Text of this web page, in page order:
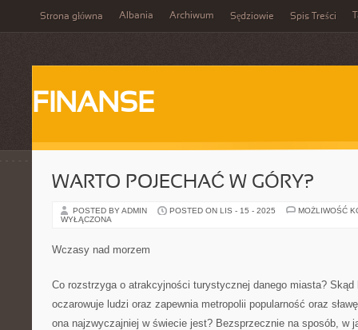
Strona główna Albania Archiwum Sędziowie Spis Treści
FINANSE
WARTO POJECHAĆ W GÓRY?
POSTED BY ADMIN POSTED ON LIS - 15 - 2025
MOŻLIWOŚĆ
WYŁĄCZONA
Wczasy nad morzem
Co rozstrzyga o atrakcyjności turystycznej danego miasta?
oczarowuje ludzi oraz zapewnia metropolii popularność oraz
ona najzwyczajniej w świecie jest? Bezsprzecznie na sposób, w